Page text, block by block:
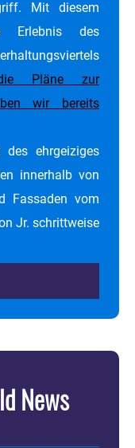
Mit diesem
Erlebnis des
Pläne zur
wir bereits
ehrgeiziges
innerhalb von
Fassaden vom
Jr. schrittweise
News